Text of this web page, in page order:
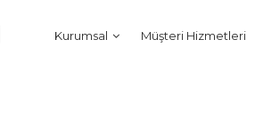
Kurumsal Müşteri Hizmetleri